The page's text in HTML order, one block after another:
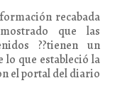
recabada
que las
??tienen un
lo que estableció la
el portal del diario